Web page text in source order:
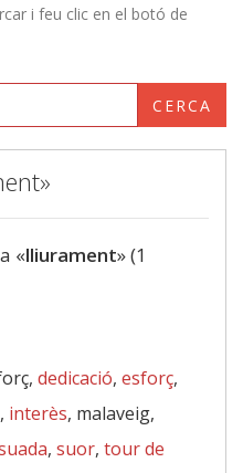
i feu clic en el botó de
CERCA
«lliurament» (1
dedicació, esforç,
, interès, malaveig,
, suor, tour de